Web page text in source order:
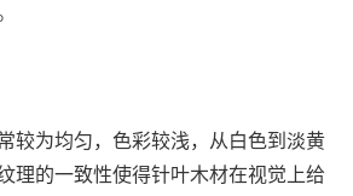
较为均匀，色彩较浅，从白色到淡黄
理的一致性使得针叶木材在视觉上给